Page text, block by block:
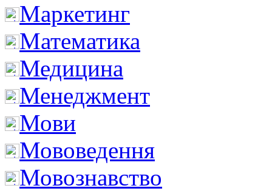
Маркетинг
Математика
Медицина
Менеджмент
Мови
Мововедення
Мовознавство